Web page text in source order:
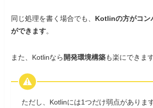
同じ処理を書く場合でも、 Kotlinの方がコン
ができます。
また、Kotlinなら 開発環境構築も楽にできま
ただし、Kotlinには1つだけ弱点がありま